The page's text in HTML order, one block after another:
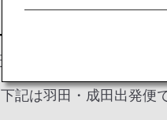
児向けの
メニューの提供期間：
下記は羽田・成田出発便